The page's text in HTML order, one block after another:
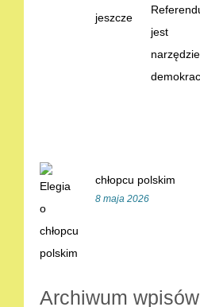
chłopcu polskim
8 maja 2026
Archiwum wpisów